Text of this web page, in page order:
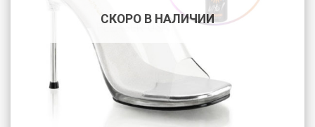
СКОРО В НАЛИЧИИ